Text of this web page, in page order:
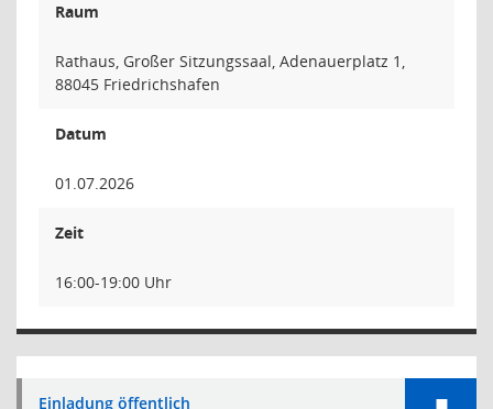
Raum
Rathaus, Großer Sitzungssaal, Adenauerplatz 1,
88045 Friedrichshafen
Datum
01.07.2026
Zeit
16:00-19:00 Uhr
Einladung öffentlich